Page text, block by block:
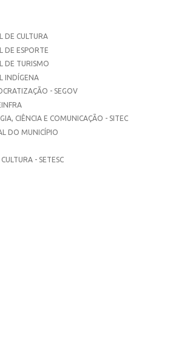
DE CULTURA
DE ESPORTE
DE TURISMO
INDÍGENA
- SEGOV
CIÊNCIA E COMUNICAÇÃO - SITEC
DO MUNICÍPIO
- SETESC